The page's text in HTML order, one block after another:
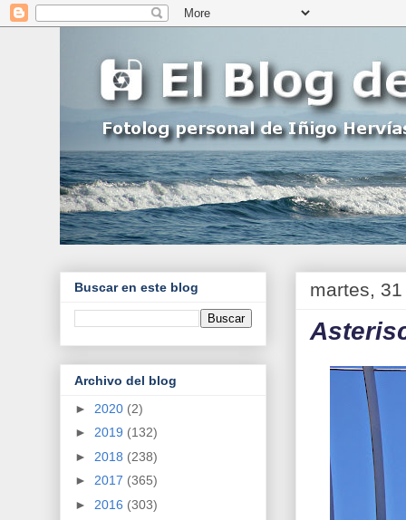
martes,
Buscar en este blog
Archivo del blog
► 2020 (2)
► 2019 (132)
► 2018 (238)
► 2017 (365)
► 2016 (303)